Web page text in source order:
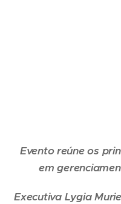
Evento reúne os
em
Executiva Lygia